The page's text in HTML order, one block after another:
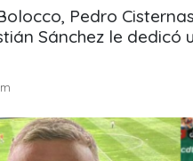
Pedro
Sánchez le dedicó